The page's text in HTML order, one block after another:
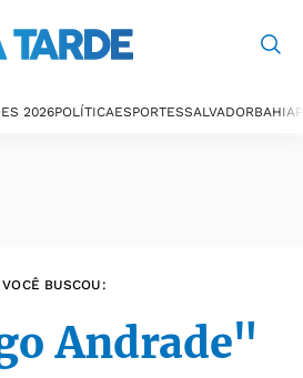
2026POLÍTICAESPORTESSALVADORBAHIA
VOCÊ BUSCOU:
Andrade"